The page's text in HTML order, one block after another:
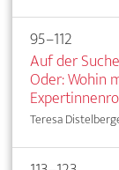
95–112
Auf der
Oder: Wohin
Teresa